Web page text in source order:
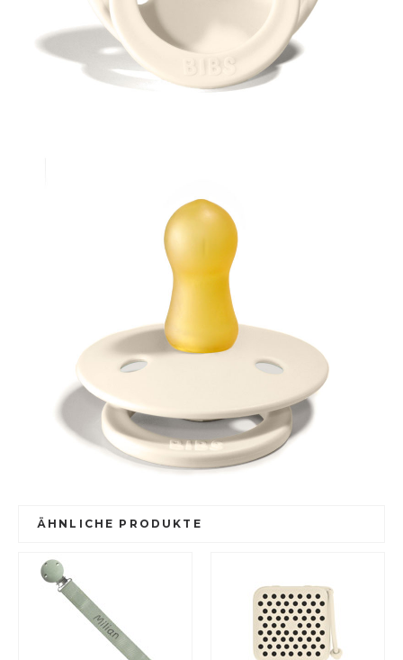
ÄHNLICHE PRODUKTE